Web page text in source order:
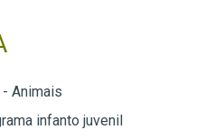
Animais
infanto juvenil